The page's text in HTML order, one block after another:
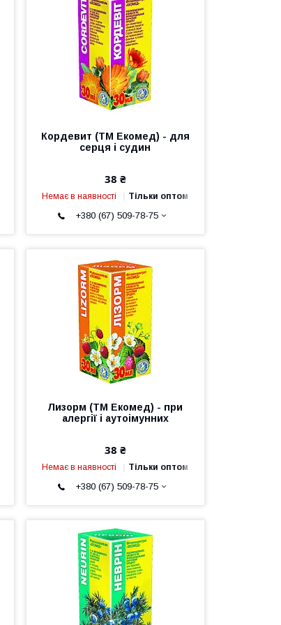
Кордевит (ТМ Екомед) - для
серця і судин
38 ₴
Немає в наявності Тільки оптом
+380 (67) 509-78-75
Лизорм (ТМ Екомед) - при
алергії і аутоімунних
38 ₴
Немає в наявності Тільки оптом
+380 (67) 509-78-75